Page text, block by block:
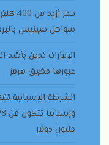
حجز
سواحل سينيس
الإمارات تدين بأشد
عبورها مضيق هرمز
الشرطة الإسبانية
مليون دولار